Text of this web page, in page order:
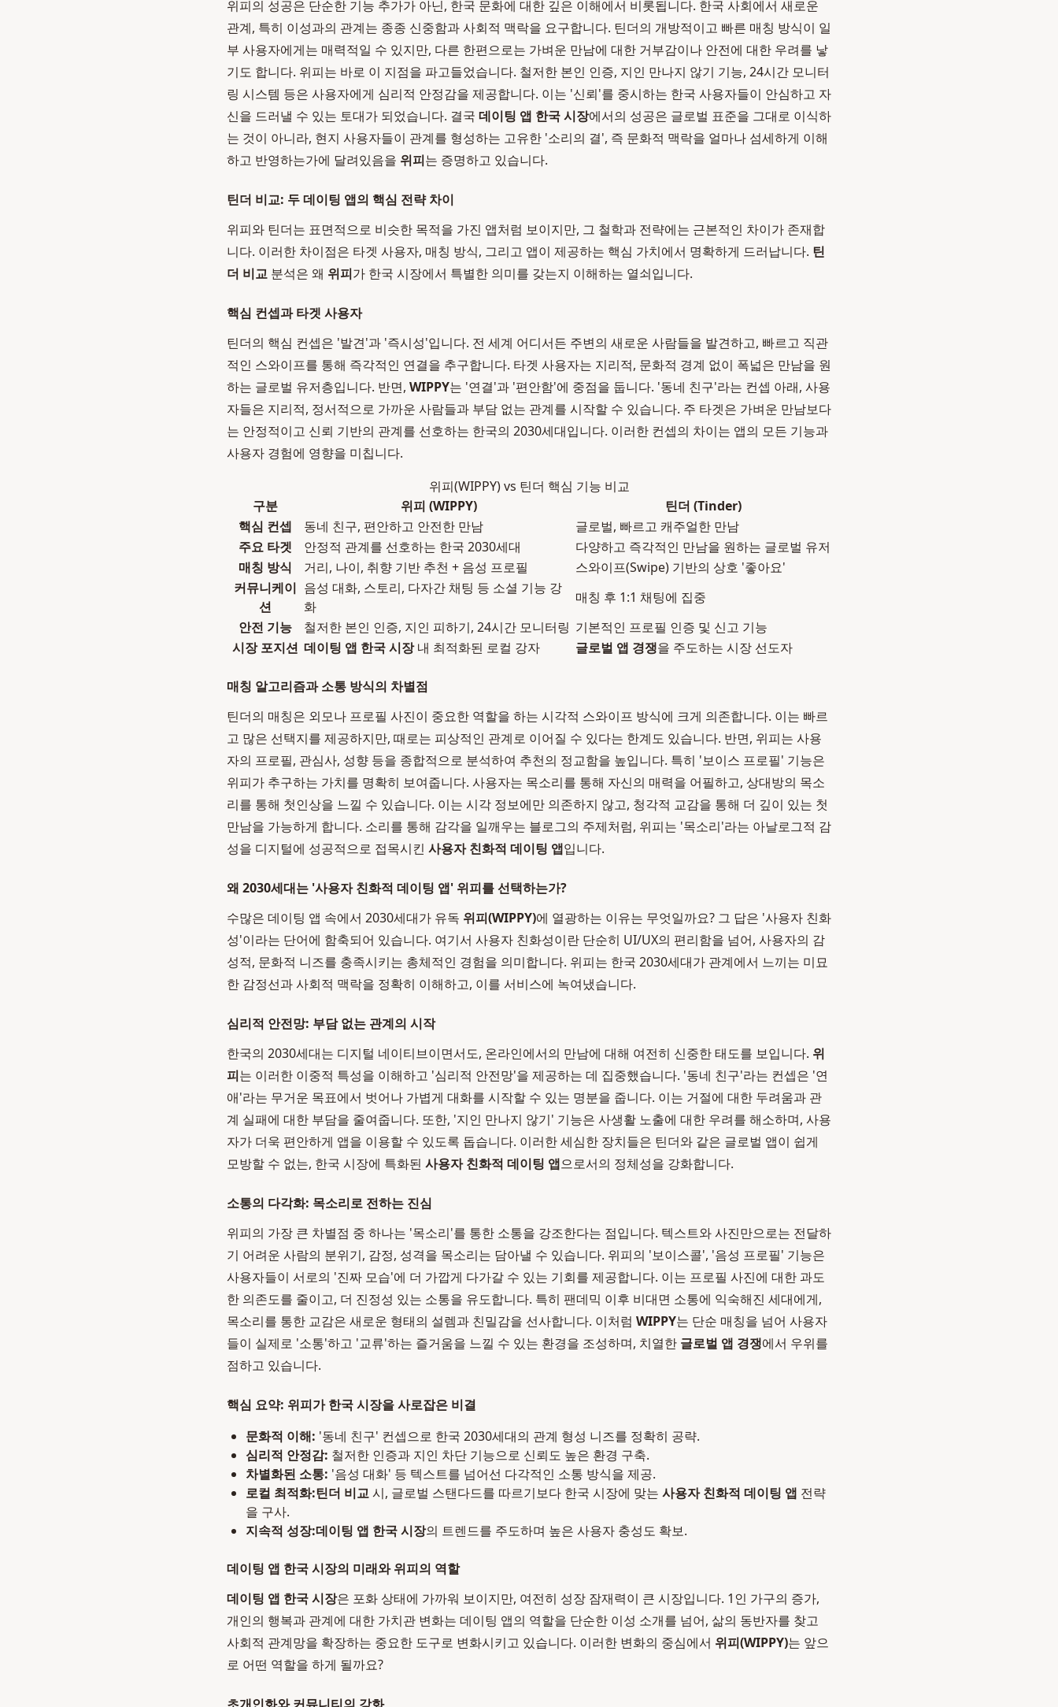
위피의 성공은 단순한 기능 추가가 아닌, 한국 문화에 대한 깊은 이해에서 비롯됩니다. 한국 사회에서 새로운
관계, 특히 이성과의 관계는 종종 신중함과 사회적 맥락을 요구합니다. 틴더의 개방적이고 빠른 매칭 방식이 일
부 사용자에게는 매력적일 수 있지만, 다른 한편으로는 가벼운 만남에 대한 거부감이나 안전에 대한 우려를 낳
기도 합니다. 위피는 바로 이 지점을 파고들었습니다. 철저한 본인 인증, 지인 만나지 않기 기능, 24시간 모니터
링 시스템 등은 사용자에게 심리적 안정감을 제공합니다. 이는 '신뢰'를 중시하는 한국 사용자들이 안심하고 자
신을 드러낼 수 있는 토대가 되었습니다. 결국 데이팅 앱 한국 시장에서의 성공은 글로벌 표준을 그대로 이식하
는 것이 아니라, 현지 사용자들이 관계를 형성하는 고유한 '소리의 결', 즉 문화적 맥락을 얼마나 섬세하게 이해
하고 반영하는가에 달려있음을 위피는 증명하고 있습니다.
틴더 비교: 두 데이팅 앱의 핵심 전략 차이
위피와 틴더는 표면적으로 비슷한 목적을 가진 앱처럼 보이지만, 그 철학과 전략에는 근본적인 차이가 존재합
니다. 이러한 차이점은 타겟 사용자, 매칭 방식, 그리고 앱이 제공하는 핵심 가치에서 명확하게 드러납니다. 틴
더 비교 분석은 왜 위피가 한국 시장에서 특별한 의미를 갖는지 이해하는 열쇠입니다.
핵심 컨셉과 타겟 사용자
틴더의 핵심 컨셉은 '발견'과 '즉시성'입니다. 전 세계 어디서든 주변의 새로운 사람들을 발견하고, 빠르고 직관
적인 스와이프를 통해 즉각적인 연결을 추구합니다. 타겟 사용자는 지리적, 문화적 경계 없이 폭넓은 만남을 원
하는 글로벌 유저층입니다. 반면, WIPPY는 '연결'과 '편안함'에 중점을 둡니다. '동네 친구'라는 컨셉 아래, 사용
자들은 지리적, 정서적으로 가까운 사람들과 부담 없는 관계를 시작할 수 있습니다. 주 타겟은 가벼운 만남보다
는 안정적이고 신뢰 기반의 관계를 선호하는 한국의 2030세대입니다. 이러한 컨셉의 차이는 앱의 모든 기능과
사용자 경험에 영향을 미칩니다.
위피(WIPPY) vs 틴더 핵심 기능 비교
구분
위피 (WIPPY)
틴더 (Tinder)
핵심 컨셉
동네 친구, 편안하고 안전한 만남
글로벌, 빠르고 캐주얼한 만남
주요 타겟
안정적 관계를 선호하는 한국 2030세대
다양하고 즉각적인 만남을 원하는 글로벌 유저
매칭 방식
거리, 나이, 취향 기반 추천 + 음성 프로필
스와이프(Swipe) 기반의 상호 '좋아요'
커뮤니케이
션
음성 대화, 스토리, 다자간 채팅 등 소셜 기능 강
화
매칭 후 1:1 채팅에 집중
안전 기능
철저한 본인 인증, 지인 피하기, 24시간 모니터링 기본적인 프로필 인증 및 신고 기능
시장 포지션 데이팅 앱 한국 시장내 최적화된 로컬 강자 글로벌 앱 경쟁을 주도하는 시장 선도자
매칭 알고리즘과 소통 방식의 차별점
틴더의 매칭은 외모나 프로필 사진이 중요한 역할을 하는 시각적 스와이프 방식에 크게 의존합니다. 이는 빠르
고 많은 선택지를 제공하지만, 때로는 피상적인 관계로 이어질 수 있다는 한계도 있습니다. 반면, 위피는 사용
자의 프로필, 관심사, 성향 등을 종합적으로 분석하여 추천의 정교함을 높입니다. 특히 '보이스 프로필' 기능은
위피가 추구하는 가치를 명확히 보여줍니다. 사용자는 목소리를 통해 자신의 매력을 어필하고, 상대방의 목소
리를 통해 첫인상을 느낄 수 있습니다. 이는 시각 정보에만 의존하지 않고, 청각적 교감을 통해 더 깊이 있는 첫
만남을 가능하게 합니다. 소리를 통해 감각을 일깨우는 블로그의 주제처럼, 위피는 '목소리'라는 아날로그적 감
성을 디지털에 성공적으로 접목시킨 사용자 친화적 데이팅 앱입니다.
왜 2030세대는 '사용자 친화적 데이팅 앱' 위피를 선택하는가?
수많은 데이팅 앱 속에서 2030세대가 유독 위피(WIPPY)에 열광하는 이유는 무엇일까요? 그 답은 '사용자 친화
성'이라는 단어에 함축되어 있습니다. 여기서 사용자 친화성이란 단순히 UI/UX의 편리함을 넘어, 사용자의 감
성적, 문화적 니즈를 충족시키는 총체적인 경험을 의미합니다. 위피는 한국 2030세대가 관계에서 느끼는 미묘
한 감정선과 사회적 맥락을 정확히 이해하고, 이를 서비스에 녹여냈습니다.
심리적 안전망: 부담 없는 관계의 시작
한국의 2030세대는 디지털 네이티브이면서도, 온라인에서의 만남에 대해 여전히 신중한 태도를 보입니다. 위
피는 이러한 이중적 특성을 이해하고 '심리적 안전망'을 제공하는 데 집중했습니다. '동네 친구'라는 컨셉은 '연
애'라는 무거운 목표에서 벗어나 가볍게 대화를 시작할 수 있는 명분을 줍니다. 이는 거절에 대한 두려움과 관
계 실패에 대한 부담을 줄여줍니다. 또한, '지인 만나지 않기' 기능은 사생활 노출에 대한 우려를 해소하며, 사용
자가 더욱 편안하게 앱을 이용할 수 있도록 돕습니다. 이러한 세심한 장치들은 틴더와 같은 글로벌 앱이 쉽게
모방할 수 없는, 한국 시장에 특화된 사용자 친화적 데이팅 앱으로서의 정체성을 강화합니다.
소통의 다각화: 목소리로 전하는 진심
위피의 가장 큰 차별점 중 하나는 '목소리'를 통한 소통을 강조한다는 점입니다. 텍스트와 사진만으로는 전달하
기 어려운 사람의 분위기, 감정, 성격을 목소리는 담아낼 수 있습니다. 위피의 '보이스콜', '음성 프로필' 기능은
사용자들이 서로의 '진짜 모습'에 더 가깝게 다가갈 수 있는 기회를 제공합니다. 이는 프로필 사진에 대한 과도
한 의존도를 줄이고, 더 진정성 있는 소통을 유도합니다. 특히 팬데믹 이후 비대면 소통에 익숙해진 세대에게,
목소리를 통한 교감은 새로운 형태의 설렘과 친밀감을 선사합니다. 이처럼 WIPPY는 단순 매칭을 넘어 사용자
들이 실제로 '소통'하고 '교류'하는 즐거움을 느낄 수 있는 환경을 조성하며, 치열한 글로벌 앱 경쟁에서 우위를
점하고 있습니다.
핵심 요약: 위피가 한국 시장을 사로잡은 비결
문화적 이해: '동네 친구' 컨셉으로 한국 2030세대의 관계 형성 니즈를 정확히 공략.
심리적 안정감: 철저한 인증과 지인 차단 기능으로 신뢰도 높은 환경 구축.
차별화된 소통: '음성 대화' 등 텍스트를 넘어선 다각적인 소통 방식을 제공.
로컬 최적화:틴더 비교시, 글로벌 스탠다드를 따르기보다 한국 시장에 맞는 사용자 친화적 데이팅 앱 전략
을 구사.
지속적 성장:데이팅 앱 한국 시장의 트렌드를 주도하며 높은 사용자 충성도 확보.
데이팅 앱 한국 시장의 미래와 위피의 역할
데이팅 앱 한국 시장은 포화 상태에 가까워 보이지만, 여전히 성장 잠재력이 큰 시장입니다. 1인 가구의 증가,
개인의 행복과 관계에 대한 가치관 변화는 데이팅 앱의 역할을 단순한 이성 소개를 넘어, 삶의 동반자를 찾고
사회적 관계망을 확장하는 중요한 도구로 변화시키고 있습니다. 이러한 변화의 중심에서 위피(WIPPY)는 앞으
로 어떤 역할을 하게 될까요?